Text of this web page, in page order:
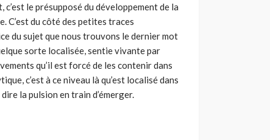
le présupposé du développement de la
C’est du côté des petites traces
du sujet que nous trouvons le dernier mot
sorte localisée, sentie vivante par
qu’il est forcé de les contenir dans
c’est à ce niveau là qu’est localisé dans
la pulsion en train d’émerger.